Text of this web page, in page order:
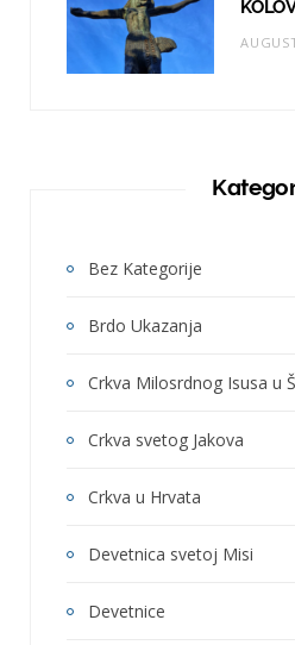
Bez Kategorije
Brdo Ukazanja
Crkva Milosrdnog Isusa u
Crkva svetog Jakova
Crkva u Hrvata
Devetnica svetoj Misi
Devetnice